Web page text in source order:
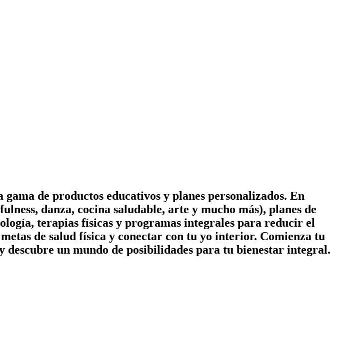
de productos educativos y planes personalizados. En
danza, cocina saludable, arte y mucho más), planes de
terapias físicas y programas integrales para reducir el
de salud física y conectar con tu yo interior. Comienza tu
un mundo de posibilidades para tu bienestar integral.